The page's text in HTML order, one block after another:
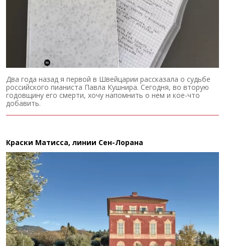
Два года назад я первой в Швейцарии рассказала о судьбе
российского пианиста Павла Кушнира. Сегодня, во вторую
годовщину его смерти, хочу напомнить о нем и кое-что
добавить.
Краски Матисса, линии Сен-Лорана